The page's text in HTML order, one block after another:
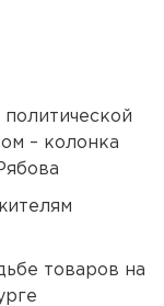
– колонка
товаров на